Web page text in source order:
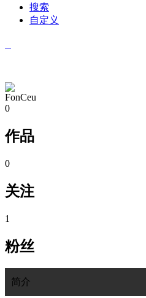
搜索
自定义
FonCeu
0
作品
0
关注
1
粉丝
简介